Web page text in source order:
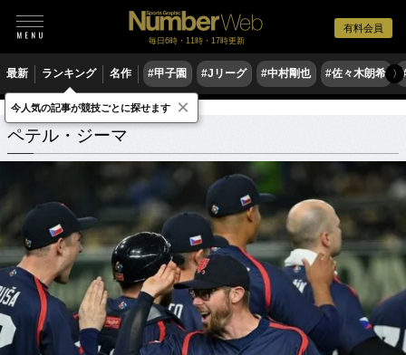
有料会員
毎日6時・11時・17時更新
最新 ランキング 名作 #甲子園 #Jリーグ #中村剛也 #佐々木朗希 〉
ペテル・ジーマ 関連記事
ペテル・ジーマ
今人気の記事が競技ごとに探せます ×